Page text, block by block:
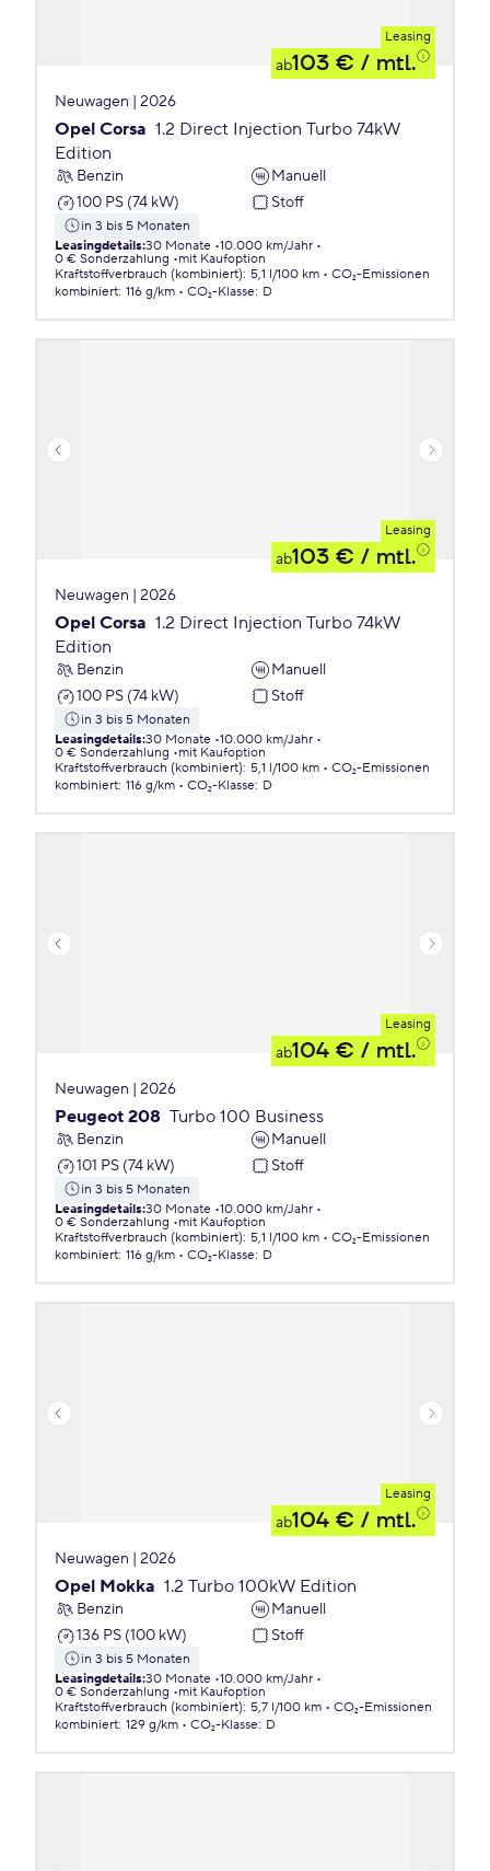
Leasing
ab103 € / mtl.
Neuwagen | 2026
Opel Corsa 1.2 Direct Injection Turbo 74kW
Edition
Benzin
Manuell
100 PS (74 kW)
Stoff
in 3 bis 5 Monaten
Leasingdetails:30 Monate 10.000 km/Jahr
0 € Sonderzahlung
mit Kaufoption
Kraftstoffverbrauch (kombiniert): 5,1 l/100 km
CO₂-Emissionen
kombiniert: 116 g/km CO₂-Klasse: D
Leasing
ab103 € / mtl.
Neuwagen | 2026
Opel Corsa 1.2 Direct Injection Turbo 74kW
Edition
Benzin
Manuell
100 PS (74 kW)
Stoff
in 3 bis 5 Monaten
Leasingdetails:30 Monate 10.000 km/Jahr
0 € Sonderzahlung
mit Kaufoption
Kraftstoffverbrauch (kombiniert): 5,1 l/100 km
CO₂-Emissionen
kombiniert: 116 g/km CO₂-Klasse: D
Leasing
ab104 € / mtl.
Neuwagen | 2026
Peugeot 208 Turbo 100 Business
Benzin
Manuell
101 PS (74 kW)
Stoff
in 3 bis 5 Monaten
Leasingdetails:30 Monate 10.000 km/Jahr
0 € Sonderzahlung
mit Kaufoption
Kraftstoffverbrauch (kombiniert): 5,1 l/100 km
CO₂-Emissionen
kombiniert: 116 g/km CO₂-Klasse: D
Leasing
ab104 € / mtl.
Neuwagen | 2026
Opel Mokka 1.2 Turbo 100kW Edition
Benzin
Manuell
136 PS (100 kW)
Stoff
in 3 bis 5 Monaten
Leasingdetails:30 Monate 10.000 km/Jahr
0 € Sonderzahlung
mit Kaufoption
Kraftstoffverbrauch (kombiniert): 5,7 l/100 km
CO₂-Emissionen
kombiniert: 129 g/km CO₂-Klasse: D